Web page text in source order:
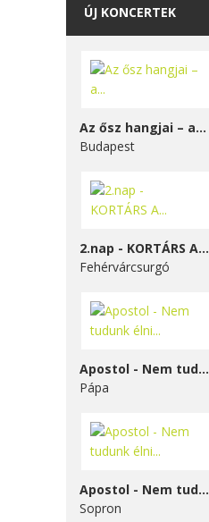
ÚJ KONCERTEK
Az ősz hangjai – a...
Budapest
2.nap - KORTÁRS A...
Fehérvárcsurgó
Apostol - Nem tudunk élni...
Pápa
Apostol - Nem tudunk élni...
Sopron